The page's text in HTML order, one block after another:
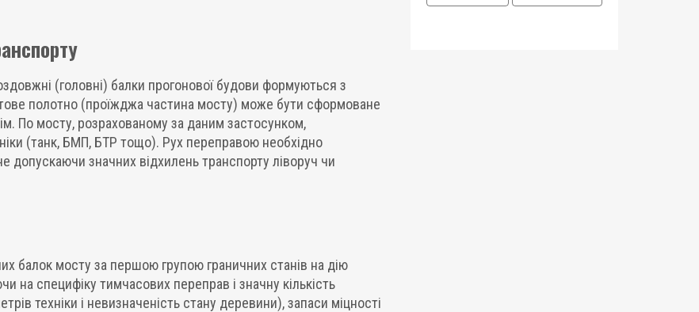
(головні) балки прогонової будови формуються з
полотно (проїжджа частина мосту) може бути сформоване
По мосту, розрахованому за даним застосунком,
(танк, БМП, БТР тощо). Рух переправою необхідно
значних відхилень транспорту ліворуч чи
балок мосту за першою групою граничних станів на дію
на специфіку тимчасових переправ і значну кількість
техніки і невизначеність стану деревини), запаси міцності